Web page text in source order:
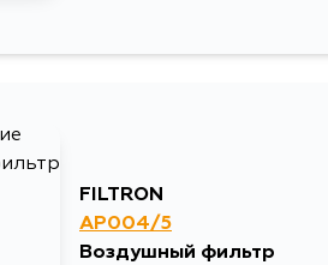
FILTRON
AP004/5
Воздушный фильтр